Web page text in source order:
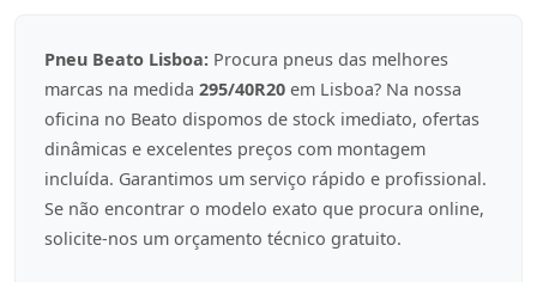
Pneu Beato Lisboa: Procura pneus das melhores
marcas na medida 295/40R20 em Lisboa? Na nossa
oficina no Beato dispomos de stock imediato, ofertas
dinâmicas e excelentes preços com montagem
incluída. Garantimos um serviço rápido e profissional.
Se não encontrar o modelo exato que procura online,
solicite-nos um orçamento técnico gratuito.